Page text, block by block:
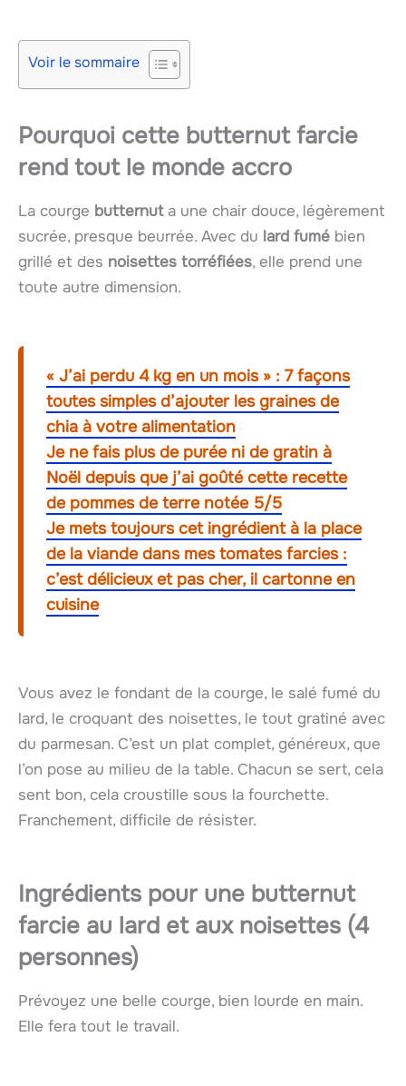
Voir le sommaire
Pourquoi cette butternut farcie
rend tout le monde accro
La courge butternuta une chair douce, légèrement
sucrée, presque beurrée. Avec du lard fumé bien
grillé et des noisettes torréfiées, elle prend une
toute autre dimension.
« J’ai perdu 4 kg en un mois » : 7 façons
toutes simples d’ajouter les graines de
chia à votre alimentation
Je ne fais plus de purée ni de gratin à
Noël depuis que j’ai goûté cette recette
de pommes de terre notée 5/5
Je mets toujours cet ingrédient à la place
de la viande dans mes tomates farcies :
c’est délicieux et pas cher, il cartonne en
cuisine
Vous avez le fondant de la courge, le salé fumé du
lard, le croquant des noisettes, le tout gratiné avec
du parmesan. C’est un plat complet, généreux, que
l’on pose au milieu de la table. Chacun se sert, cela
sent bon, cela croustille sous la fourchette.
Franchement, difficile de résister.
Ingrédients pour une butternut
farcie au lard et aux noisettes (4
personnes)
Prévoyez une belle courge, bien lourde en main.
Elle fera tout le travail.